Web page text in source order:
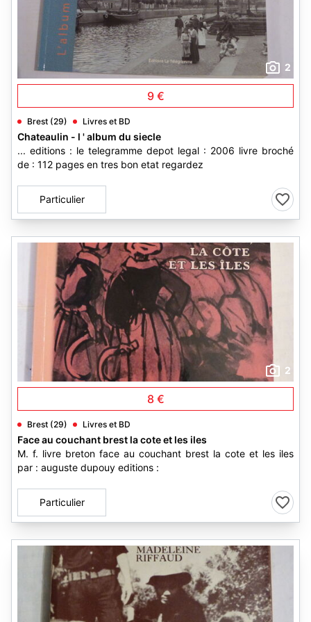
2
9 €
Brest (29) Livres et BD
Chateaulin - l ' album du siecle
... editions : le telegramme depot legal : 2006 livre broché
de : 112 pages en tres bon etat regardez
Particulier
2
8 €
Brest (29) Livres et BD
Face au couchant brest la cote et les iles
M. f. livre breton face au couchant brest la cote et les iles
par : auguste dupouy editions :
Particulier